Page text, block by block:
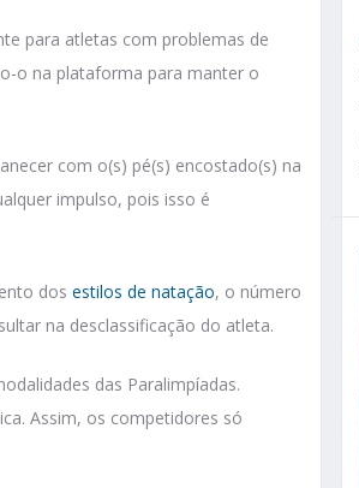
para atletas com problemas de
o na plataforma para manter o
com o(s) pé(s) encostado(s) na
impulso, pois isso é
dos estilos de natação, o número
na desclassificação do atleta.
das Paralimpíadas.
Assim, os competidores só